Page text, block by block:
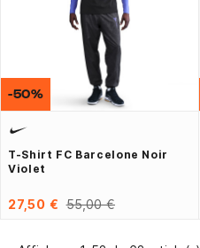
T-Shirt FC Barcelone Noir
Violet
27,50 € 55,00 €
-50%